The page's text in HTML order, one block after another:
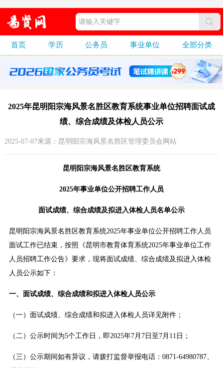
首页 学历 公务员 事业单位 全部分类
2025年昆明阳宗海风景名胜区教育系统事业单位招聘面试成
绩、综合成绩及体检人员公示
2025-07-07来源：昆明阳宗海风景名胜区管理委员会网站
昆明阳宗海风景名胜区教育系统
2025年事业单位公开招聘工作人员
面试成绩、综合成绩及拟进入体检人员名单公示
昆明阳宗海风景名胜区教育系统2025年事业单位公开招聘工作人员
面试工作已结束，按照《昆明市教育体育系统2025年事业单位工作
人员招聘工作公告》要求，现将面试成绩、综合成绩及拟进入体检
人员公示如下：
一、面试成绩、综合成绩和拟进入体检人员公示
（一）面试成绩、综合成绩和拟进入体检人员详见附件；
（二）公示时间为5个工作日，即2025年7月7日至7月11日；
（三）公示期间如有异议，请拨打监督举报电话：0871-64980787、